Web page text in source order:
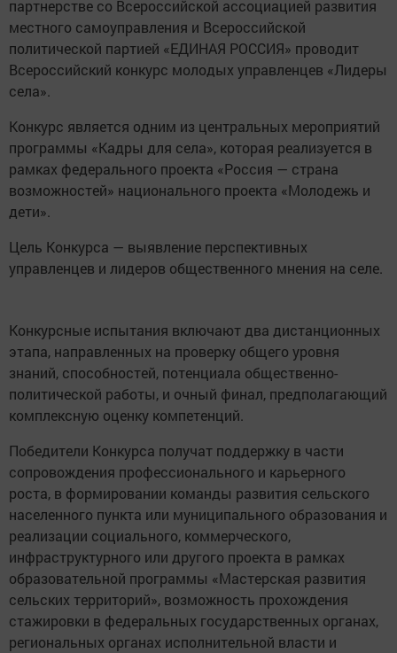
партнерстве со Всероссийской ассоциацией развития
местного самоуправления и Всероссийской
политической партией «ЕДИНАЯ РОССИЯ» проводит
Всероссийский конкурс молодых управленцев «Лидеры
села».
Конкурс является одним из центральных мероприятий
программы «Кадры для села», которая реализуется в
рамках федерального проекта «Россия — страна
возможностей» национального проекта «Молодежь и
дети».
Цель Конкурса — выявление перспективных
управленцев и лидеров общественного мнения на селе.
Конкурсные испытания включают два дистанционных
этапа, направленных на проверку общего уровня
знаний, способностей, потенциала общественно-
политической работы, и очный финал, предполагающий
комплексную оценку компетенций.
Победители Конкурса получат поддержку в части
сопровождения профессионального и карьерного
роста, в формировании команды развития сельского
населенного пункта или муниципального образования и
реализации социального, коммерческого,
инфраструктурного или другого проекта в рамках
образовательной программы «Мастерская развития
сельских территорий», возможность прохождения
стажировки в федеральных государственных органах,
региональных органах исполнительной власти и